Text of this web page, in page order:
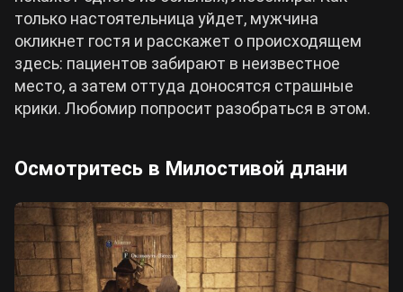
только настоятельница уйдет, мужчина
окликнет гостя и расскажет о происходящем
здесь: пациентов забирают в неизвестное
место, а затем оттуда доносятся страшные
крики. Любомир попросит разобраться в этом.
Осмотритесь в Милостивой длани